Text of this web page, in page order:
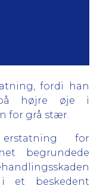
fordi han
højre øje i
for grå stær.
for
begrundede
i et beskedent